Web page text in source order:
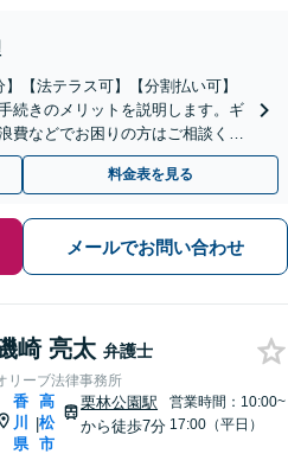
【法テラス可】【分割払い可】
続きのメリットを説明します。ギ
費などでお困りの方はご相談くだ
再生】
料金表を見る
メールでお問い合わせ
崎 亮太 弁護士
リーブ法律事務所
香
川
県
|
高
松
市
栗林公園駅
から徒歩7分
営業時間：10:00~
17:00（平日）